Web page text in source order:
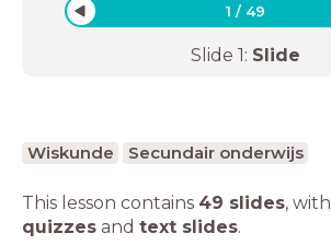
1 / 49
Slide 1: Slide
Wiskunde Secundair onderwijs
This lesson contains 49 slides, with
quizzes and text slides.